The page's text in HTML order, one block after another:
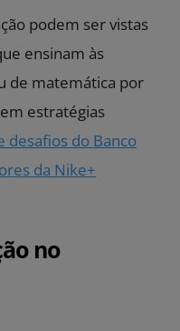
podem ser vistas
ensinam às
de matemática por
estratégias
desafios do Banco
da Nike+
no